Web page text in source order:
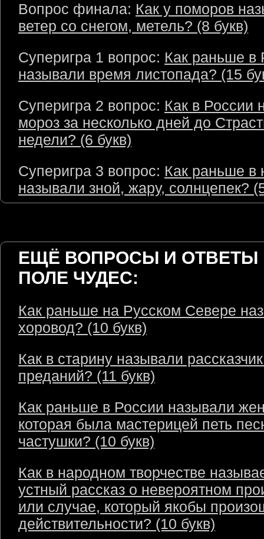
Вопрос финала: Как у поморов
ветер со снегом, метель? (8 букв)
Суперигра 1 вопрос: Как раньше в
называли время листопада? (15
Суперигра 2 вопрос: Как в России
мороз за несколько дней до
недели? (6 букв)
Суперигра 3 вопрос: Как раньше в
называли зной, жару, солнцепек?
ЕЩЁ ВОПРОСЫ И ОТВЕТЫ
ПОЛЕ ЧУДЕС:
Как раньше на Русском Севере
хоровод? (10 букв)
Как в старину называли
преданий? (11 букв)
Как раньше в России называли
которая была мастерицей петь
частушки? (10 букв)
Как в народном творчестве
устный рассказ о невероятном
или случае, который якобы
действительности? (10 букв)